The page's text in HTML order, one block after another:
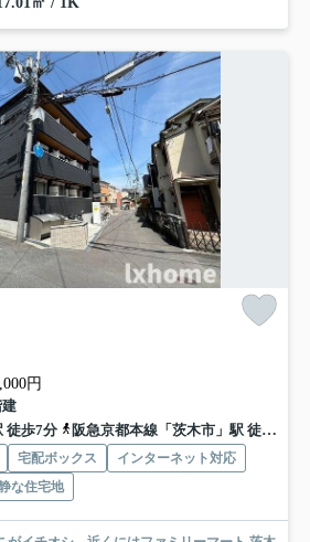
円
徒歩7分
阪急京都本線「茨木市」駅 徒歩19分
宅配ボックス
インターネット対応
な住宅地